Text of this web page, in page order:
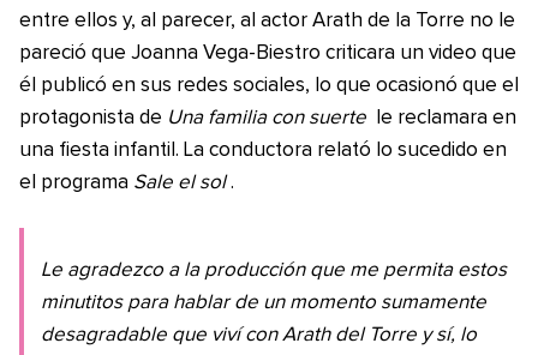
entre ellos y, al parecer, al actor Arath de la Torre no le
pareció que Joanna Vega-Biestro criticara un video que
él publicó en sus redes sociales, lo que ocasionó que el
protagonista de Una familia con suerte
le reclamara en
una fiesta infantil. La conductora relató lo sucedido en
el programa Sale el sol .
Le agradezco a la producción que me permita estos
minutitos para hablar de un momento sumamente
desagradable que viví con Arath del Torre y sí, lo